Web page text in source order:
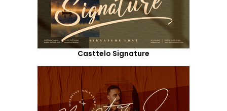
Casttelo Signature